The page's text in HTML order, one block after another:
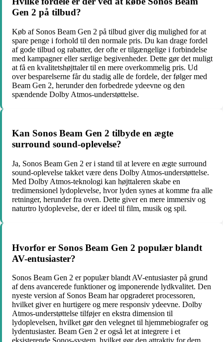
Gen 2 på tilbud?
Køb af Sonos Beam Gen 2 på tilbud giver dig mulighed for at
spare penge i forhold til den normale pris. Du kan drage fordel
af gode tilbud og rabatter, der ofte er tilgængelige i forbindelse
med kampagner eller særlige begivenheder. Dette gør det muligt
at få en kvalitetshøjttaler til en mere overkommelig pris. Ud
over besparelserne får du stadig alle de fordele, der følger med
Beam Gen 2, herunder den forbedrede ydeevne og den
spændende Dolby Atmos-understøttelse.
Kan Sonos Beam Gen 2 tilbyde en ægte
surround sound-oplevelse?
Ja, Sonos Beam Gen 2 er i stand til at levere en ægte surround
sound-oplevelse takket være dens Dolby Atmos-understøttelse.
Med Dolby Atmos-teknologi kan højttaleren skabe en
tredimensionel lydoplevelse, hvor lyden synes at komme fra alle
retninger, herunder fra oven. Dette giver en mere immersiv og
naturtro lydoplevelse, der er ideel til film, musik og spil.
Hvorfor er Sonos Beam Gen 2 populær blandt
AV-entusiaster?
Sonos Beam Gen 2 er populær blandt AV-entusiaster på grund
af dens avancerede funktioner og imponerende lydkvalitet. Den
nyeste version af Sonos Beam har opgraderet processoren,
hvilket giver en hurtigere og mere responsiv ydeevne. Dolby
Atmos-understøttelse tilføjer en ekstra dimension til
lydoplevelsen, hvilket gør den velegnet til hjemmebiografer og
lydentusiaster. Beam Gen 2 er også let at integrere i et